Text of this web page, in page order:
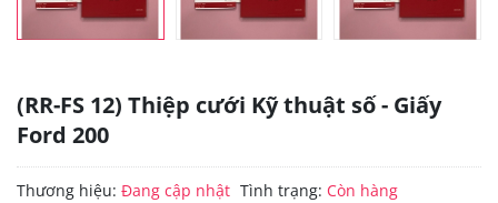
(RR-FS 12) Thiệp cưới Kỹ thuật số - Giấy
Ford 200
Thương hiệu: Đang cập nhật Tình trạng: Còn hàng